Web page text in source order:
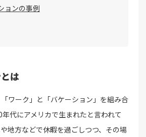
ョンの事例
は
ワーク」と「バケーション」を組み合
代にアメリカで生まれたと言われて
地方などで休暇を過ごしつつ、その場